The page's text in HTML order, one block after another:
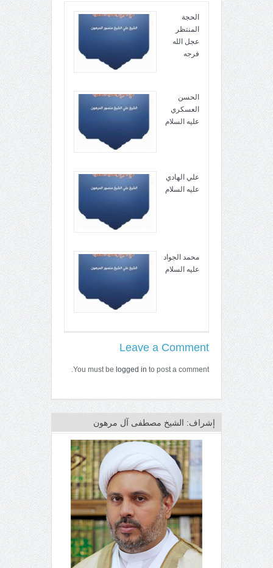
الحجة
المنتظر
عجل الله
فرجه
الحسن
العسكري
عليه السلام
علي الهادي
عليه السلام
محمد الجواد
عليه السلام
Leave a Comment
You must be logged in to post a comment.
إشراف: الشيخ مصطفى آل مرهون